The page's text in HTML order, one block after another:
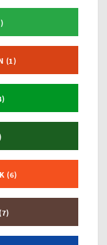
(1)
(6)